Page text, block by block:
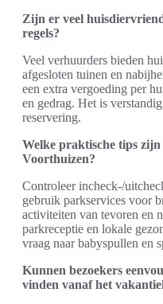
Zijn er veel
regels?
Veel verhuurders bieden
afgesloten tuinen en
een extra vergoeding per
en gedrag. Het is
reservering.
Welke praktische tips
Voorthuizen?
Controleer incheck-/
gebruik parkservices voor
activiteiten van tevoren en
parkreceptie en lokale
vraag naar babyspullen en
Kunnen bezoekers
vinden vanaf het